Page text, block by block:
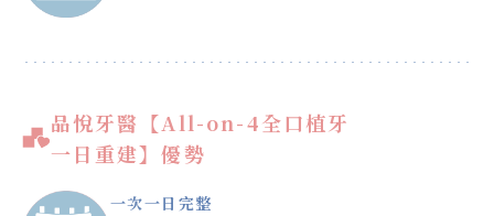
品悅牙醫【All-on-4全口植牙
一日重建】優勢
一次一日完整